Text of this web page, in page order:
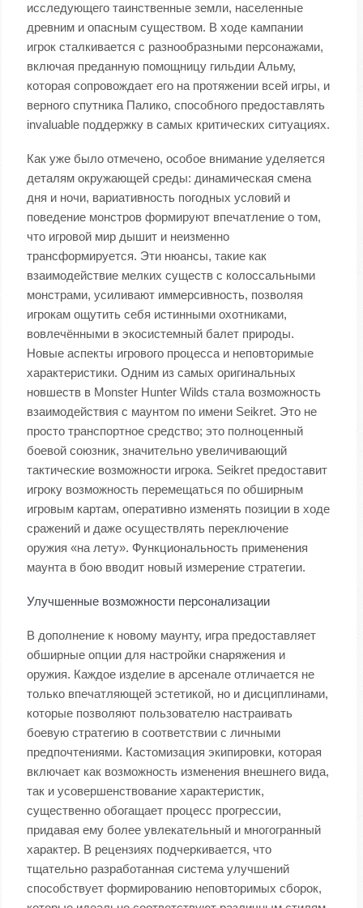
исследующего таинственные земли, населенные
древним и опасным существом. В ходе кампании
игрок сталкивается с разнообразными персонажами,
включая преданную помощницу гильдии Альму,
которая сопровождает его на протяжении всей игры, и
верного спутника Палико, способного предоставлять
invaluable поддержку в самых критических ситуациях.
Как уже было отмечено, особое внимание уделяется
деталям окружающей среды: динамическая смена
дня и ночи, вариативность погодных условий и
поведение монстров формируют впечатление о том,
что игровой мир дышит и неизменно
трансформируется. Эти нюансы, такие как
взаимодействие мелких существ с колоссальными
монстрами, усиливают иммерсивность, позволяя
игрокам ощутить себя истинными охотниками,
вовлечёнными в экосистемный балет природы.
Новые аспекты игрового процесса и неповторимые
характеристики. Одним из самых оригинальных
новшеств в Monster Hunter Wilds стала возможность
взаимодействия с маунтом по имени Seikret. Это не
просто транспортное средство; это полноценный
боевой союзник, значительно увеличивающий
тактические возможности игрока. Seikret предоставит
игроку возможность перемещаться по обширным
игровым картам, оперативно изменять позиции в ходе
сражений и даже осуществлять переключение
оружия «на лету». Функциональность применения
маунта в бою вводит новый измерение стратегии.
Улучшенные возможности персонализации
В дополнение к новому маунту, игра предоставляет
обширные опции для настройки снаряжения и
оружия. Каждое изделие в арсенале отличается не
только впечатляющей эстетикой, но и дисциплинами,
которые позволяют пользователю настраивать
боевую стратегию в соответствии с личными
предпочтениями. Кастомизация экипировки, которая
включает как возможность изменения внешнего вида,
так и усовершенствование характеристик,
существенно обогащает процесс прогрессии,
придавая ему более увлекательный и многогранный
характер. В рецензиях подчеркивается, что
тщательно разработанная система улучшений
способствует формированию неповторимых сборок,